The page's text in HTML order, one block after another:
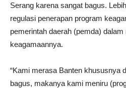
Serang karena sangat bagus.
regulasi penerapan program
pemerintah daerah (pemda)
keagamaannya.
“Kami merasa Banten khususnya
bagus, makanya kami meniru